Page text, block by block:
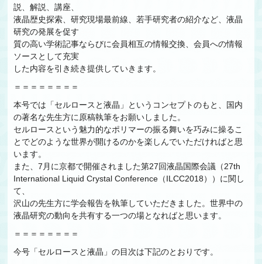
説、解説、講座、
液晶歴史探索、研究現場最前線、若手研究者の紹介など、液晶
研究の発展を促す
質の高い学術記事ならびに会員相互の情報交換、会員への情報
ソースとして充実
した内容を引き続き提供していきます。
＝＝＝＝＝＝＝＝
本号では「セルロースと液晶」というコンセプトのもと、国内
の著名な先生方に原稿執筆をお願いしました。
セルロースという魅力的なポリマーの振る舞いを巧みに操るこ
とでどのような世界が開けるのかを楽しんでいただければと思
います。
また、7月に京都で開催されました第27回液晶国際会議（27th
International Liquid Crystal Conference（ILCC2018））に関し
て、
沢山の先生方に学会報告を執筆していただきました。世界中の
液晶研究の動向を共有する一つの場となればと思います。
＝＝＝＝＝＝＝＝
今号「セルロースと液晶」の目次は下記のとおりです。